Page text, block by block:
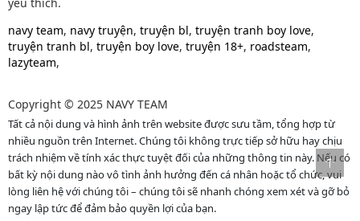
navy team, navy truyện, truyện bl, truyện tranh boy love,
truyện tranh bl, truyện boy love, truyện 18+, roadsteam,
lazyteam,
Copyright © 2025 NAVY TEAM
Tất cả nội dung và hình ảnh trên website được sưu tầm, tổng hợp từ
nhiều nguồn trên Internet. Chúng tôi không trực tiếp sở hữu hay chịu
trách nhiệm về tính xác thực tuyệt đối của những thông tin này. Nếu có
bất kỳ nội dung nào vô tình ảnh hưởng đến cá nhân hoặc tổ chức, vui
lòng liên hệ với chúng tôi – chúng tôi sẽ nhanh chóng xem xét và gỡ bỏ
ngay lập tức để đảm bảo quyền lợi của bạn.